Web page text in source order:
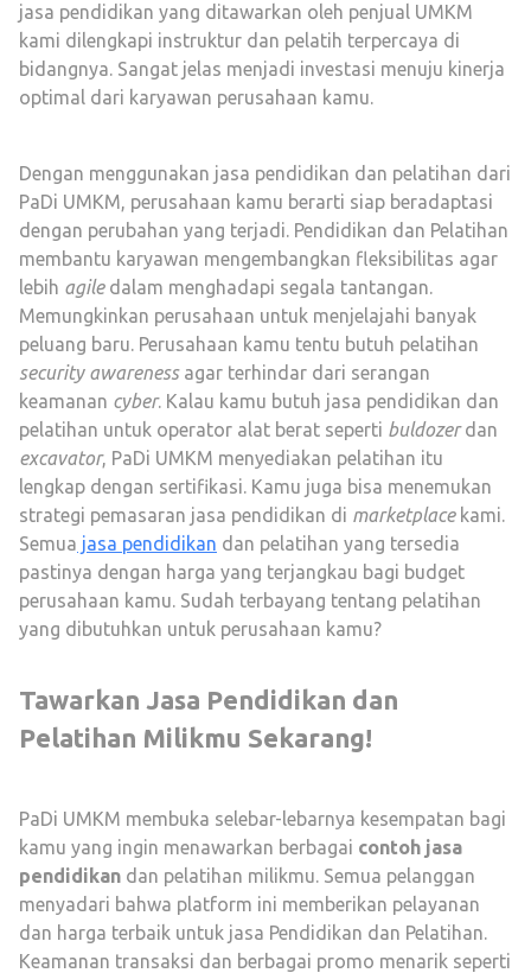
jasa pendidikan yang ditawarkan oleh penjual UMKM
kami dilengkapi instruktur dan pelatih terpercaya di
bidangnya. Sangat jelas menjadi investasi menuju kinerja
optimal dari karyawan perusahaan kamu.
Dengan menggunakan jasa pendidikan dan pelatihan dari
PaDi UMKM, perusahaan kamu berarti siap beradaptasi
dengan perubahan yang terjadi. Pendidikan dan Pelatihan
membantu karyawan mengembangkan fleksibilitas agar
lebih agiledalam menghadapi segala tantangan.
Memungkinkan perusahaan untuk menjelajahi banyak
peluang baru. Perusahaan kamu tentu butuh pelatihan
security awarenessagar terhindar dari serangan
keamanan cyber. Kalau kamu butuh jasa pendidikan dan
pelatihan untuk operator alat berat seperti buldozerdan
excavator, PaDi UMKM menyediakan pelatihan itu
lengkap dengan sertifikasi. Kamu juga bisa menemukan
strategi pemasaran jasa pendidikan di marketplacekami.
Semua jasa pendidikan dan pelatihan yang tersedia
pastinya dengan harga yang terjangkau bagi budget
perusahaan kamu. Sudah terbayang tentang pelatihan
yang dibutuhkan untuk perusahaan kamu?
Tawarkan Jasa Pendidikan dan
Pelatihan Milikmu Sekarang!
PaDi UMKM membuka selebar-lebarnya kesempatan bagi
kamu yang ingin menawarkan berbagai contoh jasa
pendidikan dan pelatihan milikmu. Semua pelanggan
menyadari bahwa platform ini memberikan pelayanan
dan harga terbaik untuk jasa Pendidikan dan Pelatihan.
Keamanan transaksi dan berbagai promo menarik seperti